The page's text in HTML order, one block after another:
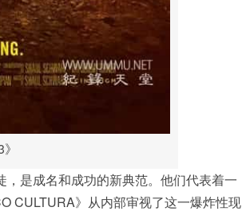
是成名和成功的新典范。他们代表着一
CULTURA》从内部审视了这一爆炸性现